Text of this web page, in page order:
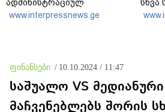
ადმინისტრაციულ
შენობებზე სახელმწიფო
დროშები დაეშვა
www.interpressnews.ge
სხვა
ფინანსები / 10.10.2024 / 11:47
საშუალო VS
მაჩვენებლებს შორის